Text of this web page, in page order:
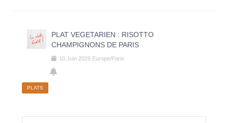
PLAT VEGETARIEN : RISOTTO
CHAMPIGNONS DE PARIS
10 Juin 2026 Europe/Paris
PLATS